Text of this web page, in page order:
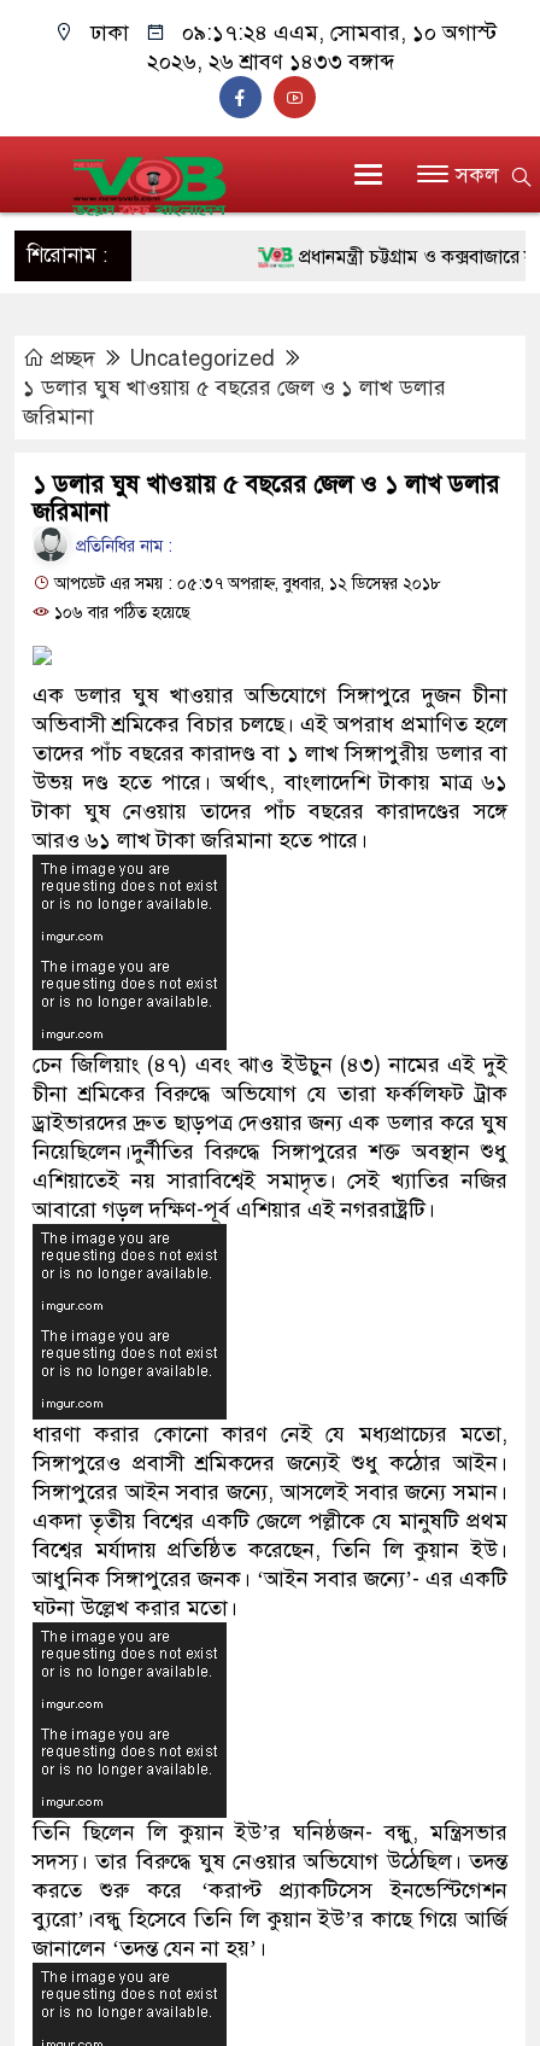
ঢাকা ০৯:১৭:২৫ এএম, সোমবার, ১০ অগাস্ট
২০২৬, ২৬ শ্রাবণ ১৪৩৩ বঙ্গাব্দ
সকল
শিরোনাম : প্রধানমন্ত্রী চট্টগ্রাম ও কক্সবাজারে
রিকশা
উদ্ধার
জনগণ পরিবর্তন চেয়েছে বলেই
প্রধানমন্ত্রী
যেকোনো সময় বেনজীরের প্রত্যাবর্তন
নেতৃত্ব ও গণতন্ত্রের মূর্তমান প্রতীক
প্রচ্ছদ
Uncategorized
১ ডলার ঘুষ খাওয়ায় ৫ বছরের জেল ও ১ লাখ ডলার
জরিমানা
১ ডলার ঘুষ খাওয়ায় ৫ বছরের জেল ও ১ লাখ ডলার
জরিমানা
প্রতিনিধির নাম :
আপডেট এর সময় : ০৫:৩৭ অপরাহ্ন, বুধবার, ১২ ডিসেম্বর ২০১৮
১০৬ বার পঠিত হয়েছে
এক ডলার ঘুষ খাওয়ার অভিযোগে সিঙ্গাপুরে দুজন চীনা
অভিবাসী শ্রমিকের বিচার চলছে। এই অপরাধ প্রমাণিত হলে
তাদের পাঁচ বছরের কারাদণ্ড বা ১ লাখ সিঙ্গাপুরীয় ডলার বা
উভয় দণ্ড হতে পারে। অর্থাৎ, বাংলাদেশি টাকায় মাত্র ৬১
টাকা ঘুষ নেওয়ায় তাদের পাঁচ বছরের কারাদণ্ডের সঙ্গে
আরও ৬১ লাখ টাকা জরিমানা হতে পারে।
চেন জিলিয়াং (৪৭) এবং ঝাও ইউচুন (৪৩) নামের এই দুই
চীনা শ্রমিকের বিরুদ্ধে অভিযোগ যে তারা ফর্কলিফট ট্রাক
ড্রাইভারদের দ্রুত ছাড়পত্র দেওয়ার জন্য এক ডলার করে ঘুষ
নিয়েছিলেন।দুর্নীতির বিরুদ্ধে সিঙ্গাপুরের শক্ত অবস্থান শুধু
এশিয়াতেই নয় সারাবিশ্বেই সমাদৃত। সেই খ্যাতির নজির
আবারো গড়ল দক্ষিণ-পূর্ব এশিয়ার এই নগররাষ্ট্রটি।
ধারণা করার কোনো কারণ নেই যে মধ্যপ্রাচ্যের মতো,
সিঙ্গাপুরেও প্রবাসী শ্রমিকদের জন্যেই শুধু কঠোর আইন।
সিঙ্গাপুরের আইন সবার জন্যে, আসলেই সবার জন্যে সমান।
একদা তৃতীয় বিশ্বের একটি জেলে পল্লীকে যে মানুষটি প্রথম
বিশ্বের মর্যাদায় প্রতিষ্ঠিত করেছেন, তিনি লি কুয়ান ইউ।
আধুনিক সিঙ্গাপুরের জনক। ‘আইন সবার জন্যে’- এর একটি
ঘটনা উল্লেখ করার মতো।
তিনি ছিলেন লি কুয়ান ইউ’র ঘনিষ্ঠজন- বন্ধু, মন্ত্রিসভার
সদস্য। তার বিরুদ্ধে ঘুষ নেওয়ার অভিযোগ উঠেছিল। তদন্ত
করতে শুরু করে ‘করাপ্ট প্র্যাকটিসেস ইনভেস্টিগেশন
ব্যুরো’।বন্ধু হিসেবে তিনি লি কুয়ান ইউ’র কাছে গিয়ে আর্জি
জানালেন ‘তদন্ত যেন না হয়’।